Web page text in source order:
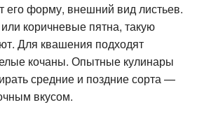
его форму, внешний вид листьев.
коричневые пятна, такую
Для квашения подходят
кочаны. Опытные кулинары
средние и поздние сорта —
вкусом.